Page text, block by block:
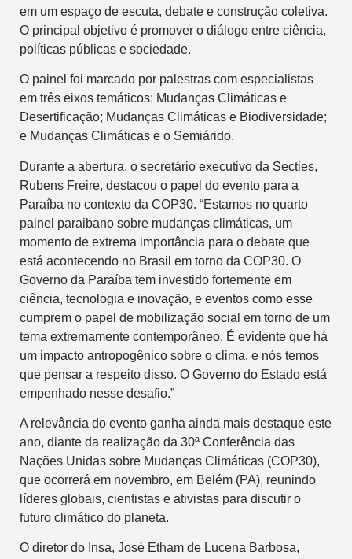
em um espaço de escuta, debate e construção coletiva.
O principal objetivo é promover o diálogo entre ciência,
políticas públicas e sociedade.
O painel foi marcado por palestras com especialistas
em três eixos temáticos: Mudanças Climáticas e
Desertificação; Mudanças Climáticas e Biodiversidade;
e Mudanças Climáticas e o Semiárido.
Durante a abertura, o secretário executivo da Secties,
Rubens Freire, destacou o papel do evento para a
Paraíba no contexto da COP30. “Estamos no quarto
painel paraibano sobre mudanças climáticas, um
momento de extrema importância para o debate que
está acontecendo no Brasil em torno da COP30. O
Governo da Paraíba tem investido fortemente em
ciência, tecnologia e inovação, e eventos como esse
cumprem o papel de mobilização social em torno de um
tema extremamente contemporâneo. É evidente que há
um impacto antropogênico sobre o clima, e nós temos
que pensar a respeito disso. O Governo do Estado está
empenhado nesse desafio.”
A relevância do evento ganha ainda mais destaque este
ano, diante da realização da 30ª Conferência das
Nações Unidas sobre Mudanças Climáticas (COP30),
que ocorrerá em novembro, em Belém (PA), reunindo
líderes globais, cientistas e ativistas para discutir o
futuro climático do planeta.
O diretor do Insa, José Etham de Lucena Barbosa,